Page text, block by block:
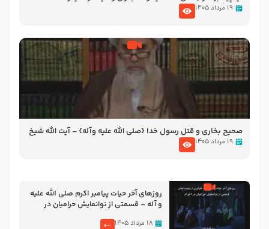
آیت الله سید علی میلانی
۱۹ مرداد ۱۴۰۵
صحیح بخاری و قتل رسول‌ خدا {صلی ‌الله علیه‌ وآله} – آیت الله شیخ
حسین غیب غلامی
۱۹ مرداد ۱۴۰۵
روزهای آخر حیات پیامبر اکرم صلی الله علیه
و آله – قسمتی از نوانمایش حرامیان در
۱۸ مرداد ۱۴۰۵